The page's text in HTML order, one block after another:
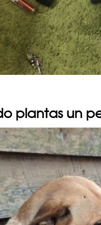
plantas un